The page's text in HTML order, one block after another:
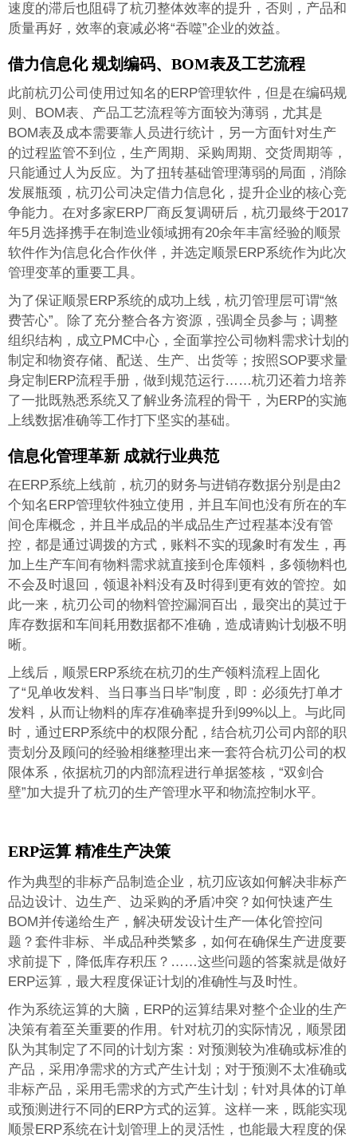
速度的滞后也阻碍了杭刃整体效率的提升，否则，产品和
质量再好，效率的衰减必将“吞噬”企业的效益。
借力信息化 规划编码、BOM表及工艺流程
此前杭刃公司使用过知名的ERP管理软件，但是在编码规
则、BOM表、产品工艺流程等方面较为薄弱，尤其是
BOM表及成本需要靠人员进行统计，另一方面针对生产
的过程监管不到位，生产周期、采购周期、交货周期等，
只能通过人为反应。为了扭转基础管理薄弱的局面，消除
发展瓶颈，杭刃公司决定借力信息化，提升企业的核心竞
争能力。在对多家ERP厂商反复调研后，杭刃最终于2017
年5月选择携手在制造业领域拥有20余年丰富经验的顺景
软件作为信息化合作伙伴，并选定顺景ERP系统作为此次
管理变革的重要工具。
为了保证顺景ERP系统的成功上线，杭刃管理层可谓“煞
费苦心”。除了充分整合各方资源，强调全员参与；调整
组织结构，成立PMC中心，全面掌控公司物料需求计划的
制定和物资存储、配送、生产、出货等；按照SOP要求量
身定制ERP流程手册，做到规范运行……杭刃还着力培养
了一批既熟悉系统又了解业务流程的骨干，为ERP的实施
上线数据准确等工作打下坚实的基础。
信息化管理革新 成就行业典范
在ERP系统上线前，杭刃的财务与进销存数据分别是由2
个知名ERP管理软件独立使用，并且车间也没有所在的车
间仓库概念，并且半成品的半成品生产过程基本没有管
控，都是通过调拨的方式，账料不实的现象时有发生，再
加上生产车间有物料需求就直接到仓库领料，多领物料也
不会及时退回，领退补料没有及时得到更有效的管控。如
此一来，杭刃公司的物料管控漏洞百出，最突出的莫过于
库存数据和车间耗用数据都不准确，造成请购计划极不明
晰。
上线后，顺景ERP系统在杭刃的生产领料流程上固化
了“见单收发料、当日事当日毕”制度，即：必须先打单才
发料，从而让物料的库存准确率提升到99%以上。与此同
时，通过ERP系统中的权限分配，结合杭刃公司内部的职
责划分及顾问的经验相继整理出来一套符合杭刃公司的权
限体系，依据杭刃的内部流程进行单据签核，“双剑合
壁”加大提升了杭刃的生产管理水平和物流控制水平。
ERP运算 精准生产决策
作为典型的非标产品制造企业，杭刃应该如何解决非标产
品边设计、边生产、边采购的矛盾冲突？如何快速产生
BOM并传递给生产，解决研发设计生产一体化管控问
题？套件非标、半成品种类繁多，如何在确保生产进度要
求前提下，降低库存积压？……这些问题的答案就是做好
ERP运算，最大程度保证计划的准确性与及时性。
作为系统运算的大脑，ERP的运算结果对整个企业的生产
决策有着至关重要的作用。针对杭刃的实际情况，顺景团
队为其制定了不同的计划方案：对预测较为准确或标准的
产品，采用净需求的方式产生计划；对于预测不太准确或
非标产品，采用毛需求的方式产生计划；针对具体的订单
或预测进行不同的ERP方式的运算。这样一来，既能实现
顺景ERP系统在计划管理上的灵活性，也能最大程度的保